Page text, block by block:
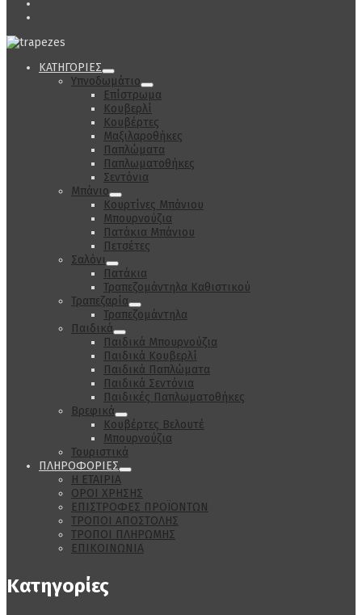
ΚΑΤΗΓΟΡΙΕΣ
Υπνοδωμάτιο
Επίστρωμα
Κουβερλί
Κουβέρτες
Μαξιλαροθήκες
Παπλώματα
Παπλωματοθήκες
Σεντόνια
Μπάνιο
Κουρτίνες Μπάνιου
Μπουρνούζια
Πατάκια Μπάνιου
Πετσέτες
Σαλόνι
Πατάκια
Τραπεζομάντηλα Καθιστικού
Τραπεζαρία
Τραπεζομάντηλα
Παιδικά
Παιδικά Μπουρνούζια
Παιδικά Κουβερλί
Παιδικά Παπλώματα
Παιδικά Σεντόνια
Παιδικές Παπλωματοθήκες
Βρεφικά
Κουβέρτες Βελουτέ
Μπουρνούζια
Τουριστικά
ΠΛΗΡΟΦΟΡΙΕΣ
Η ΕΤΑΙΡΙΑ
ΟΡΟΙ ΧΡΗΣΗΣ
ΕΠΙΣΤΡΟΦΕΣ ΠΡΟΪΟΝΤΩΝ
ΤΡΟΠΟΙ ΑΠΟΣΤΟΛΗΣ
ΤΡΟΠΟΙ ΠΛΗΡΩΜΗΣ
ΕΠΙΚΟΙΝΩΝΙΑ
Κατηγορίες